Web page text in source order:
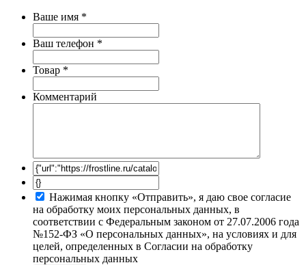
Ваше имя *
Ваш телефон *
Товар *
Комментарий
Нажимая кнопку «Отправить», я даю свое согласие
на обработку моих персональных данных, в
соответствии с Федеральным законом от 27.07.2006 года
№152-ФЗ «О персональных данных», на условиях и для
целей, определенных в Согласии на обработку
персональных данных